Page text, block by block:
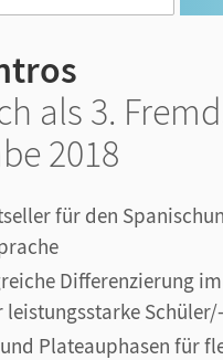
als 3.
2018
für den
Differenzierung
leistungsstarke
Plateauphasen für